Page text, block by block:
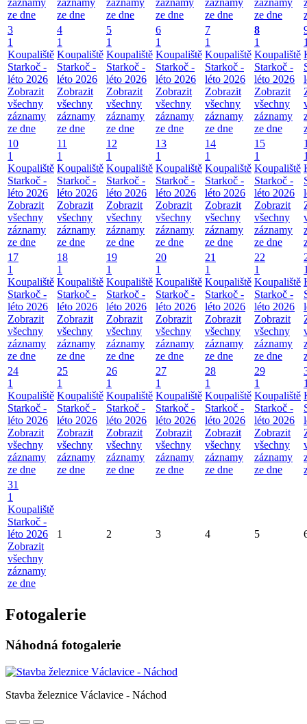
záznamy
ze dne
záznamy
ze dne
záznamy
ze dne
záznamy
ze dne
záznamy
ze dne
záznamy
ze dne
3
1
Koupaliště
Starkoč -
léto 2026
Zobrazit
všechny
záznamy
ze dne
4
1
Koupaliště
Starkoč -
léto 2026
Zobrazit
všechny
záznamy
ze dne
5
1
Koupaliště
Starkoč -
léto 2026
Zobrazit
všechny
záznamy
ze dne
6
1
Koupaliště
Starkoč -
léto 2026
Zobrazit
všechny
záznamy
ze dne
7
1
Koupaliště
Starkoč -
léto 2026
Zobrazit
všechny
záznamy
ze dne
8
1
Koupaliště
Starkoč -
léto 2026
Zobrazit
všechny
záznamy
ze dne
10
1
Koupaliště
Starkoč -
léto 2026
Zobrazit
všechny
záznamy
ze dne
11
1
Koupaliště
Starkoč -
léto 2026
Zobrazit
všechny
záznamy
ze dne
12
1
Koupaliště
Starkoč -
léto 2026
Zobrazit
všechny
záznamy
ze dne
13
1
Koupaliště
Starkoč -
léto 2026
Zobrazit
všechny
záznamy
ze dne
14
1
Koupaliště
Starkoč -
léto 2026
Zobrazit
všechny
záznamy
ze dne
15
1
Koupaliště
Starkoč -
léto 2026
Zobrazit
všechny
záznamy
ze dne
17
1
Koupaliště
Starkoč -
léto 2026
Zobrazit
všechny
záznamy
ze dne
18
1
Koupaliště
Starkoč -
léto 2026
Zobrazit
všechny
záznamy
ze dne
19
1
Koupaliště
Starkoč -
léto 2026
Zobrazit
všechny
záznamy
ze dne
20
1
Koupaliště
Starkoč -
léto 2026
Zobrazit
všechny
záznamy
ze dne
21
1
Koupaliště
Starkoč -
léto 2026
Zobrazit
všechny
záznamy
ze dne
22
1
Koupaliště
Starkoč -
léto 2026
Zobrazit
všechny
záznamy
ze dne
24
1
Koupaliště
Starkoč -
léto 2026
Zobrazit
všechny
záznamy
ze dne
25
1
Koupaliště
Starkoč -
léto 2026
Zobrazit
všechny
záznamy
ze dne
26
1
Koupaliště
Starkoč -
léto 2026
Zobrazit
všechny
záznamy
ze dne
27
1
Koupaliště
Starkoč -
léto 2026
Zobrazit
všechny
záznamy
ze dne
28
1
Koupaliště
Starkoč -
léto 2026
Zobrazit
všechny
záznamy
ze dne
29
1
Koupaliště
Starkoč -
léto 2026
Zobrazit
všechny
záznamy
ze dne
31
1
Koupaliště
Starkoč -
léto 2026
Zobrazit
všechny
záznamy
ze dne
1 2 3 4 5
Fotogalerie
Náhodná fotogalerie
Stavba železnice Václavice - Náchod